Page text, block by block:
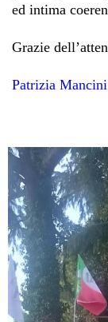
ed intima
Grazie
Patrizia Mancini